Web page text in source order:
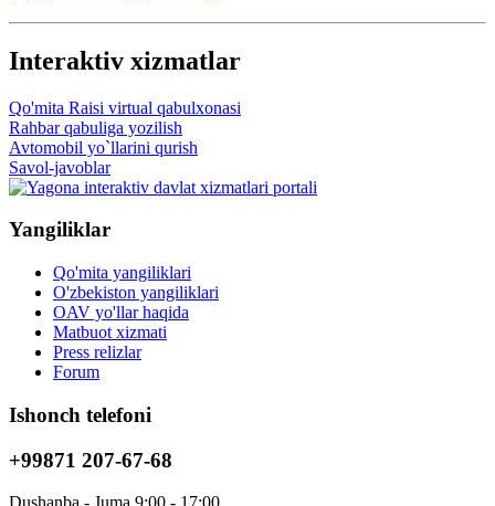
Interaktiv xizmatlar
Qo'mita Raisi virtual qabulxonasi
Rahbar qabuliga yozilish
Avtomobil yo`llarini qurish
Savol-javoblar
Yangiliklar
Qo'mita yangiliklari
O'zbekiston yangiliklari
OAV yo'llar haqida
Matbuot xizmati
Press relizlar
Forum
Ishonch telefoni
+99871 207-67-68